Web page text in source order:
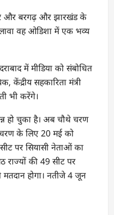
और बरगढ़ और झारखंड के
वह ओडिशा में एक भव्य
में मीडिया को संबोधित
केंद्रीय सहकारिता मंत्री
भी करेंगे।
हो चुका है। अब चौथे चरण
चरण के लिए 20 मई को
पर सियासी नेताओं का
राज्यों की 49 सीट पर
होगा। नतीजे 4 जून